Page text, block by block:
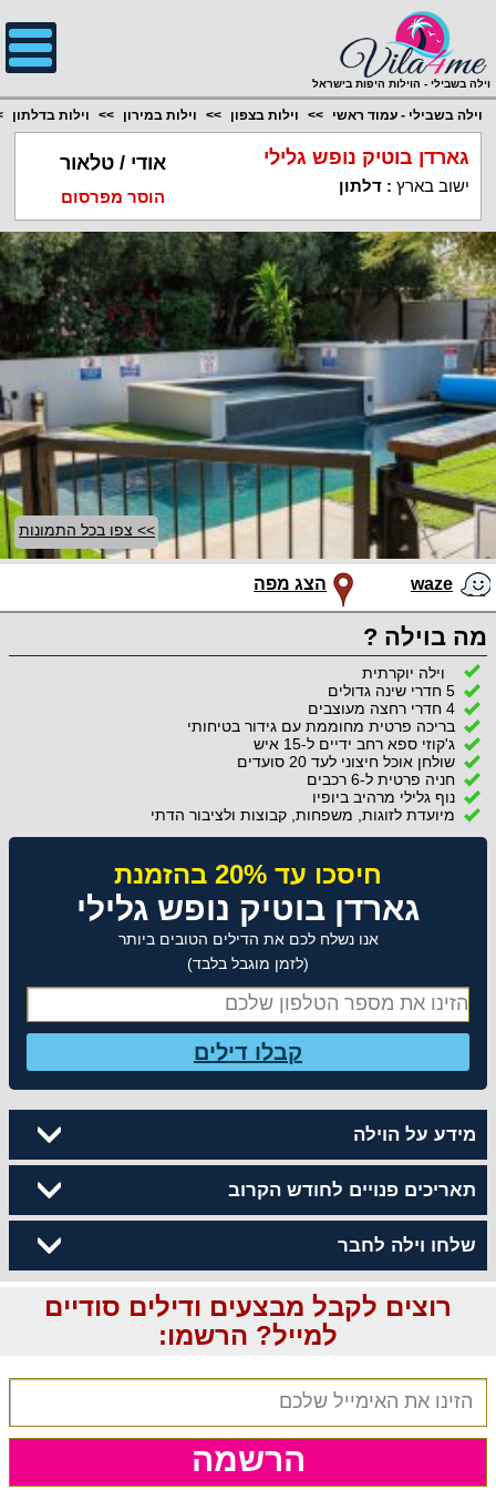
וילה בשבילי - הוילות היפות בישראל
וילה בשבילי - עמוד ראשי וילות בצפון וילות במירון וילות בדלתון
גארדן בוטיק נופש גלילי
ישוב בארץ :דלתון
אודי / טלאור
הוסר מפרסום
>> צפו בכל התמונות
waze הצג מפה
מה בוילה ?
וילה יוקרתית
5 חדרי שינה גדולים
4 חדרי רחצה מעוצבים
בריכה פרטית מחוממת עם גידור בטיחותי
ג'קוזי ספא רחב ידיים ל-15 איש
שולחן אוכל חיצוני לעד 20 סועדים
חניה פרטית ל-6 רכבים
נוף גלילי מרהיב ביופיו
מיועדת לזוגות, משפחות, קבוצות ולציבור הדתי
חיסכו עד 20% בהזמנת
גארדן בוטיק נופש גלילי
אנו נשלח לכם את הדילים הטובים ביותר
(לזמן מוגבל בלבד)
קבלו דילים
מידע על הוילה
תאריכים פנויים לחודש הקרוב
שלחו וילה לחבר
רוצים לקבל מבצעים ודילים סודיים
למייל? הרשמו:
הרשמה